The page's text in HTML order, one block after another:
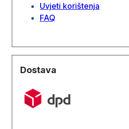
Uvjeti korištenja
FAQ
Dostava